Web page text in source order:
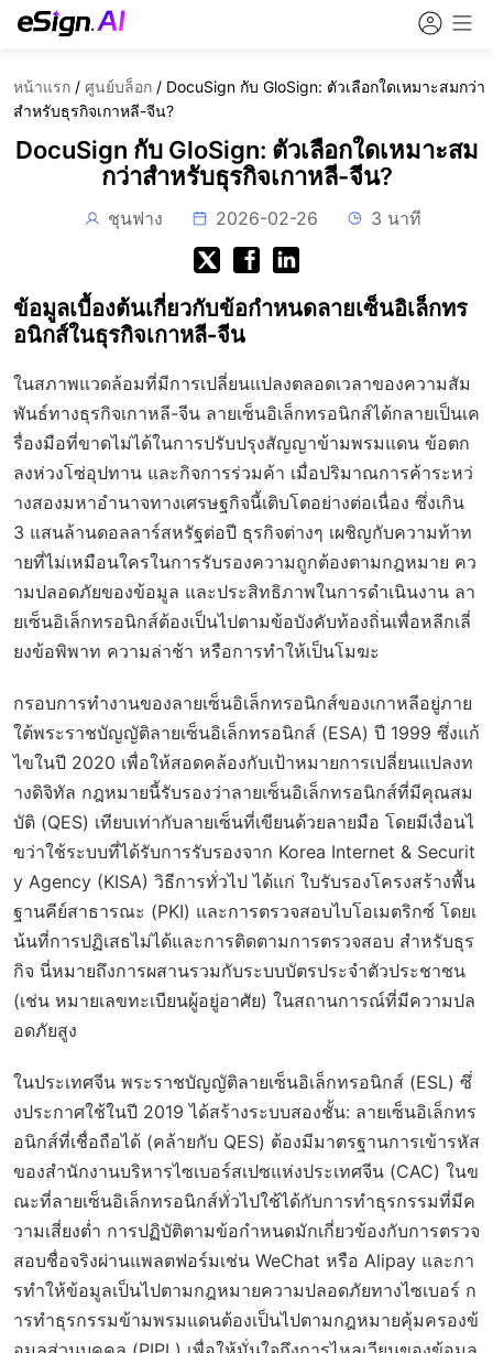
หน้าแรก / ศูนย์บล็อก / DocuSign กับ GloSign: ตัวเลือกใดเหมาะสมกว่า
สำหรับธุรกิจเกาหลี-จีน?
DocuSign กับ GloSign: ตัวเลือกใดเหมาะสม
กว่าสำหรับธุรกิจเกาหลี-จีน?
ชุนฟาง 2026-02-26 3 นาที
ข้อมูลเบื้องต้นเกี่ยวกับข้อกำหนดลายเซ็นอิเล็กทร
อนิกส์ในธุรกิจเกาหลี-จีน
ในสภาพแวดล้อมที่มีการเปลี่ยนแปลงตลอดเวลาของความสัม
พันธ์ทางธุรกิจเกาหลี-จีน ลายเซ็นอิเล็กทรอนิกส์ได้กลายเป็นเค
รื่องมือที่ขาดไม่ได้ในการปรับปรุงสัญญาข้ามพรมแดน ข้อตก
ลงห่วงโซ่อุปทาน และกิจการร่วมค้า เมื่อปริมาณการค้าระหว่
างสองมหาอำนาจทางเศรษฐกิจนี้เติบโตอย่างต่อเนื่อง ซึ่งเกิน
3 แสนล้านดอลลาร์สหรัฐต่อปี ธุรกิจต่างๆ เผชิญกับความท้าท
ายที่ไม่เหมือนใครในการรับรองความถูกต้องตามกฎหมาย คว
ามปลอดภัยของข้อมูล และประสิทธิภาพในการดำเนินงาน ลา
ยเซ็นอิเล็กทรอนิกส์ต้องเป็นไปตามข้อบังคับท้องถิ่นเพื่อหลีกเลี่
ยงข้อพิพาท ความล่าช้า หรือการทำให้เป็นโมฆะ
กรอบการทำงานของลายเซ็นอิเล็กทรอนิกส์ของเกาหลีอยู่ภาย
ใต้พระราชบัญญัติลายเซ็นอิเล็กทรอนิกส์ (ESA) ปี 1999 ซึ่งแก้
ไขในปี 2020 เพื่อให้สอดคล้องกับเป้าหมายการเปลี่ยนแปลงท
างดิจิทัล กฎหมายนี้รับรองว่าลายเซ็นอิเล็กทรอนิกส์ที่มีคุณสม
บัติ (QES) เทียบเท่ากับลายเซ็นที่เขียนด้วยลายมือ โดยมีเงื่อนไ
ขว่าใช้ระบบที่ได้รับการรับรองจาก Korea Internet & Securit
y Agency (KISA) วิธีการทั่วไป ได้แก่ ใบรับรองโครงสร้างพื้น
ฐานคีย์สาธารณะ (PKI) และการตรวจสอบไบโอเมตริกซ์ โดยเ
น้นที่การปฏิเสธไม่ได้และการติดตามการตรวจสอบ สำหรับธุร
กิจ นี่หมายถึงการผสานรวมกับระบบบัตรประจำตัวประชาชน
(เช่น หมายเลขทะเบียนผู้อยู่อาศัย) ในสถานการณ์ที่มีความปล
อดภัยสูง
ในประเทศจีน พระราชบัญญัติลายเซ็นอิเล็กทรอนิกส์ (ESL) ซึ่
งประกาศใช้ในปี 2019 ได้สร้างระบบสองชั้น: ลายเซ็นอิเล็กทร
อนิกส์ที่เชื่อถือได้ (คล้ายกับ QES) ต้องมีมาตรฐานการเข้ารหัส
ของสำนักงานบริหารไซเบอร์สเปซแห่งประเทศจีน (CAC) ในข
ณะที่ลายเซ็นอิเล็กทรอนิกส์ทั่วไปใช้ได้กับการทำธุรกรรมที่มีค
วามเสี่ยงต่ำ การปฏิบัติตามข้อกำหนดมักเกี่ยวข้องกับการตรวจ
สอบชื่อจริงผ่านแพลตฟอร์มเช่น WeChat หรือ Alipay และกา
รทำให้ข้อมูลเป็นไปตามกฎหมายความปลอดภัยทางไซเบอร์ ก
ารทำธุรกรรมข้ามพรมแดนต้องเป็นไปตามกฎหมายคุ้มครองข้